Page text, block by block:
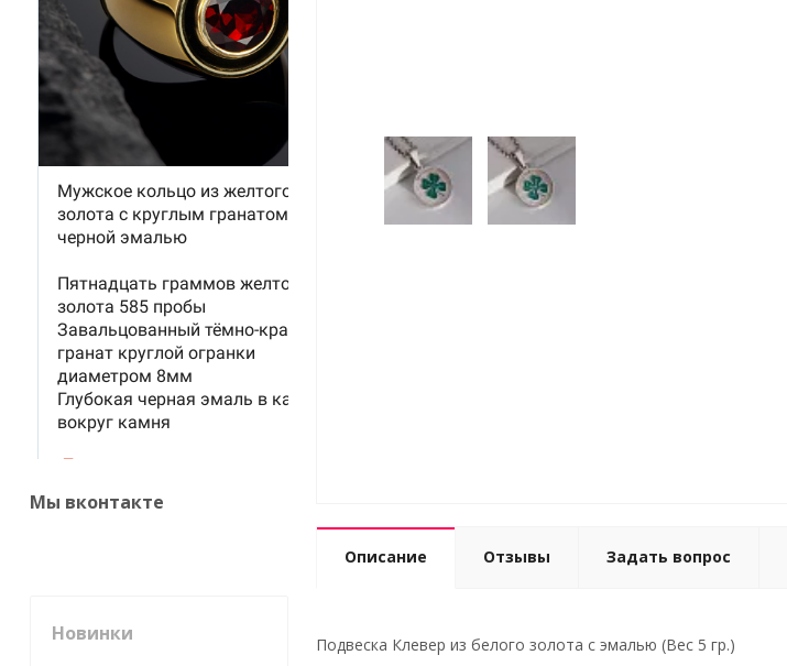
Описание Отзывы Задать вопрос
Подвеска Клевер из белого золота с эмалью (Вес 5 гр.)
Мы вконтакте
Новинки